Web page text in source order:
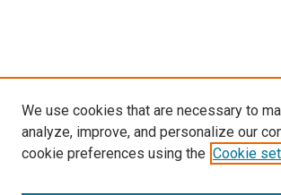
We use cookies that are necessary to
analyze, improve, and personalize our
cookie preferences using the Cookie